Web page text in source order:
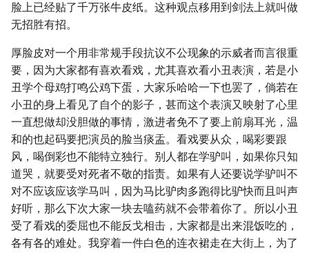
脸上已经贴了千万张牛皮纸。这种观点移用到剑法上就叫做
无招胜有招。
厚脸皮对一个用非常规手段抗议不公现象的示威者而言很重
要，因为大家都有喜欢看戏，尤其喜欢看小丑表演，若是小
丑学个母鸡打鸣公鸡下蛋，大家乐哈哈一下也罢了，倘若在
小丑的身上看见了自个的影子，甚而这个表演又映射了心里
一直想做却没胆做的事情，激进者免不了要上前扇耳光，温
和的也起码要把演员的脸当痰盂。看戏要从众，喝彩要跟
风，喝倒彩也不能特立独行。别人都在学驴叫，如果你只知
道哭，就要受对死者不敬的指责。如果有人还要说学驴叫不
对不应该应该学马叫，因为马比驴肉多跑得比驴快而且叫声
好听，那么下次大家一块去嗑药就不会带着你了。所以小丑
受了看戏的委屈也不能反戈相击，大家都是出来混饭吃的，
各有各的难处。我穿着一件白色的连衣裙走在大街上，为了